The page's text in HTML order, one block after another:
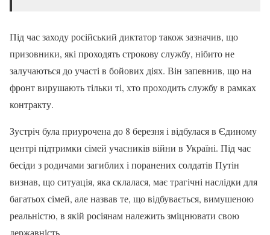
Під час заходу російський диктатор також зазначив, що
призовники, які проходять строкову службу, нібито не
залучаються до участі в бойових діях. Він запевнив, що на
фронт вирушають тільки ті, хто проходить службу в рамках
контракту.
Зустріч була приурочена до 8 березня і відбулася в Єдиному
центрі підтримки сімей учасників війни в Україні. Під час
бесіди з родичами загиблих і поранених солдатів Путін
визнав, що ситуація, яка склалася, має трагічні наслідки для
багатьох сімей, але назвав те, що відбувається, вимушеною
реальністю, в якій росіянам належить зміцнювати свою
державність.